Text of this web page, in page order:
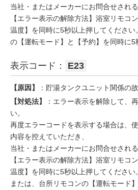
当社・またはメーカーにお問合せされ
【エラー表示の解除方法】浴室リモコ
温度】を同時に5秒以上押してくださ
の【運転モード】と【予約】を同時に5
表示コード： E23
【原因】
：貯湯タンクユニット関係の
【対処法】
：エラー表示を解除して、
い。
再度エラーコードを表示する場合は、
内容を控えていただき、
当社・またはメーカーにお問合せされ
【エラー表示の解除方法】浴室リモコ
温度】を同時に5秒以上押してください。
または、台所リモコンの【運転モード